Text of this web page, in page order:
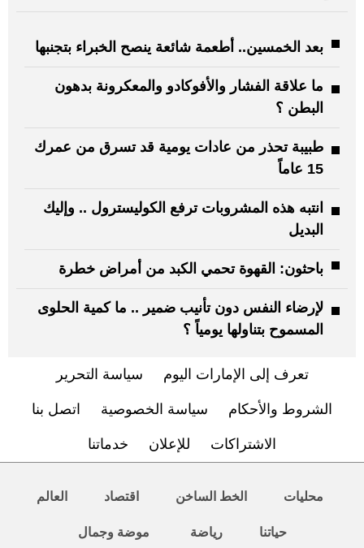
بعد الخمسين.. أطعمة شائعة ينصح الخبراء بتجنبها
ما علاقة الفشار والأفوكادو والمعكرونة بدهون
البطن ؟
طبيبة تحذر من عادات يومية قد تسرق من عمرك
15 عاماً
انتبه هذه المشروبات ترفع الكوليسترول .. وإليك
البديل
باحثون: القهوة تحمي الكبد من أمراض خطرة
لإرضاء النفس دون تأنيب ضمير .. ما كمية الحلوى
المسموح بتناولها يومياً ؟
تعرف إلى الإمارات اليوم سياسة التحرير
الشروط والأحكام سياسة الخصوصية اتصل بنا
الاشتراكات للإعلان خدماتنا
محليات الخط الساخن اقتصاد العالم
حياتنا رياضة موضة وجمال